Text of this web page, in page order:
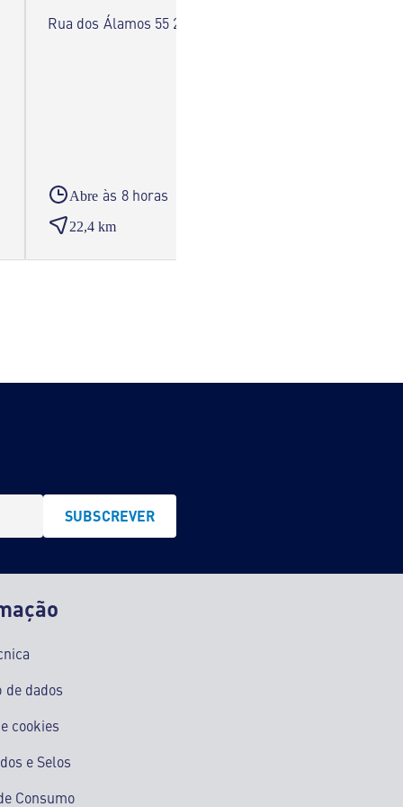
Rua dos Álamos 55 2490-543 Ourém
Abre às 8 horas
22,4 km
SUBSCREVER
de dados
cookies
e Selos
Consumo